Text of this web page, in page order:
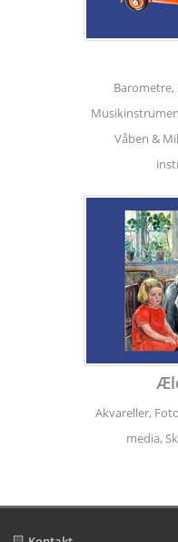
Barometre,
Våben &
Akvareller,
media,